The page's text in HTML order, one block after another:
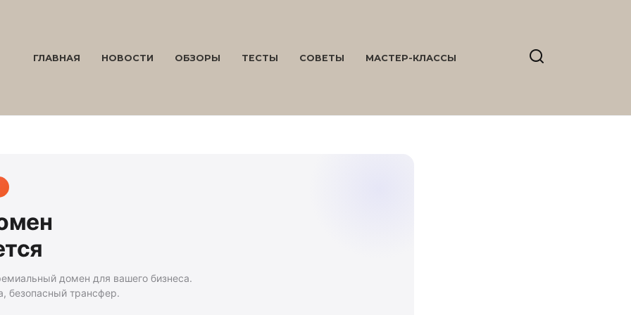
ГЛАВНАЯ НОВОСТИ ОБЗОРЫ ТЕСТЫ СОВЕТЫ МАСТЕР-КЛАССЫ
домен для вашего бизнеса.
безопасный трансфер.